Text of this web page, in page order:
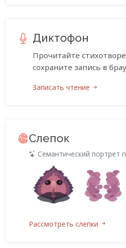
Диктофон
Прочитайте
сохраните запись в
Записать чтение
Слепок
Семантический портрет
Рассмотреть слепки